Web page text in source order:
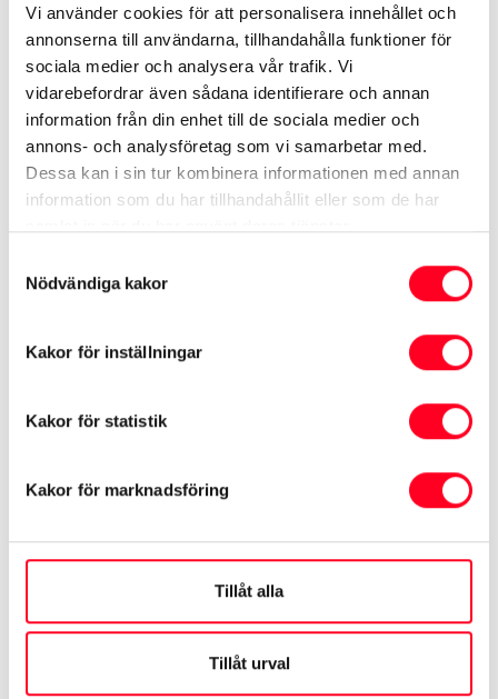
Vi använder cookies för att personalisera innehållet och
annonserna till användarna, tillhandahålla funktioner för
sociala medier och analysera vår trafik. Vi
vidarebefordrar även sådana identifierare och annan
information från din enhet till de sociala medier och
annons- och analysföretag som vi samarbetar med.
Dessa kan i sin tur kombinera informationen med annan
information som du har tillhandahållit eller som de har
Nödvändiga kakor
Kakor för inställningar
Kakor för statistik
Kakor för marknadsföring
Tillåt alla
Tillåt urval
Välj mellan kort eller lång och olika antal dörrar. Finns
i flera utrustningsnivåer: Entry, Comfort, och
Professional.
Proace City finns som bensin,
diesel, eller med elektrisk
Proace City Entry 1,2 Turbo 110
hk
Pris från 210.900 kr* exkl. moms